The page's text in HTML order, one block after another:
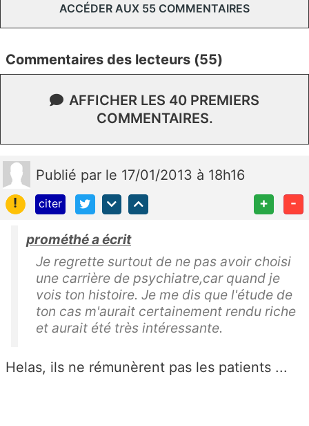
ACCÉDER AUX 55 COMMENTAIRES
Commentaires des lecteurs (55)
AFFICHER LES 40 PREMIERS
COMMENTAIRES.
Publié par le 17/01/2013 à 18h16
!
citer + -
prométhé a écrit
Je regrette surtout de ne pas avoir choisi
une carrière de psychiatre,car quand je
vois ton histoire. Je me dis que l'étude de
ton cas m'aurait certainement rendu riche
et aurait été très intéressante.
Helas, ils ne rémunèrent pas les patients ...